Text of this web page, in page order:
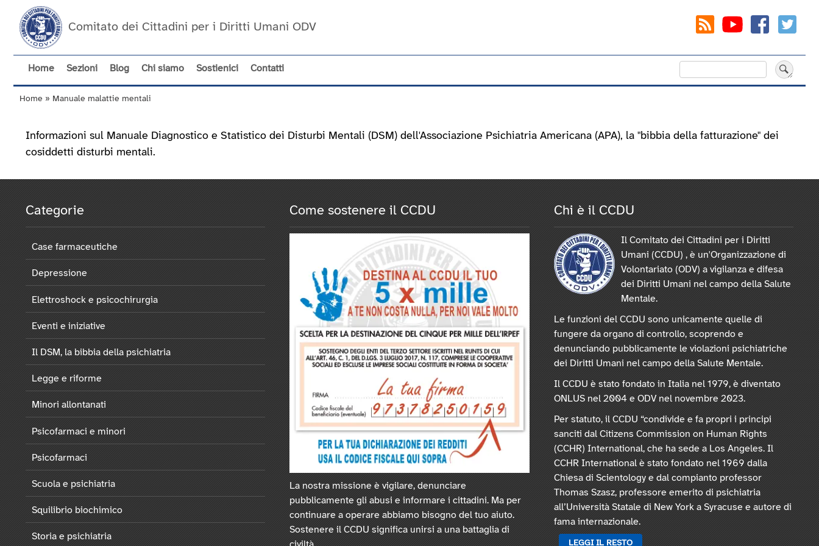
contenuto
principale
Comitato dei Cittadini per i Diritti Umani ODV
Navigazione
principale
Home Sezioni Blog Chi siamo Sostienici Contatti
di
pane
Home Manuale malattie mentali
Informazioni sul Manuale Diagnostico e Statistico dei Disturbi Mentali (DSM) dell'Associazione Psichiatria Americana (APA), la "bibbia della fatturazione" dei
cosiddetti disturbi mentali.
Categorie
Case farmaceutiche
Depressione
Elettroshock e psicochirurgia
Eventi e iniziative
Il DSM, la bibbia della psichiatria
Legge e riforme
Minori allontanati
Psicofarmaci e minori
Psicofarmaci
Scuola e psichiatria
Squilibrio biochimico
Storia e psichiatria
Come sostenere il CCDU
La nostra missione è vigilare, denunciare
pubblicamente gli abusi e informare i cittadini. Ma per
continuare a operare abbiamo bisogno del tuo aiuto.
Sostenere il CCDU significa unirsi a una battaglia di
Chi è il CCDU
Il Comitato dei Cittadini per i Diritti
Umani (CCDU) , è un'Organizzazione di
Volontariato (ODV) a vigilanza e difesa
dei Diritti Umani nel campo della Salute
Mentale.
Le funzioni del CCDU sono unicamente quelle di
fungere da organo di controllo, scoprendo e
denunciando pubblicamente le violazioni psichiatriche
dei Diritti Umani nel campo della Salute Mentale.
Il CCDU è stato fondato in Italia nel 1979, è diventato
ONLUS nel 2004 e ODV nel novembre 2023.
Per statuto, il CCDU “condivide e fa propri i principi
sanciti dal Citizens Commission on Human Rights
(CCHR) International, che ha sede a Los Angeles. Il
CCHR International è stato fondato nel 1969 dalla
Chiesa di Scientology e dal compianto professor
Thomas Szasz, professore emerito di psichiatria
all’Università Statale di New York a Syracuse e autore di
fama internazionale.
LEGGI IL RESTO